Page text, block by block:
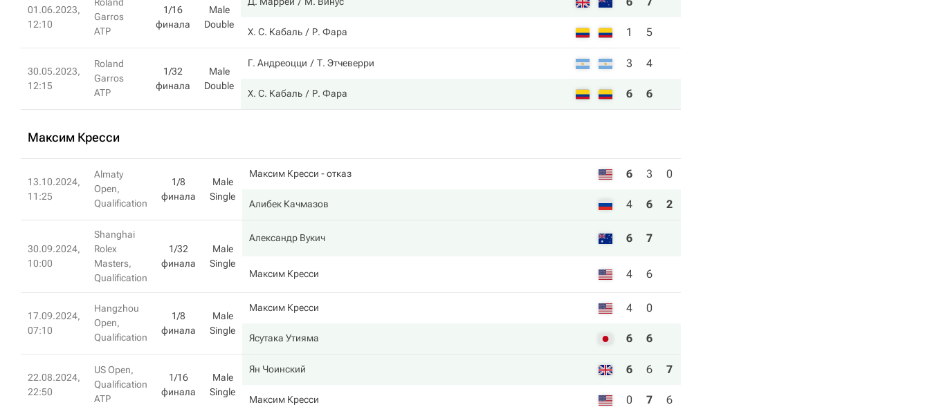
01.06.2023,
12:10
Garros
ATP
1/16
финала
Male
Double
Х. С. Кабаль Р. Фара 1 5
30.05.2023,
12:15
Roland
Garros
ATP
1/32
финала
Male
Double
Г. Андреоцци Т. Этчеверри 3 4
Х. С. Кабаль Р. Фара 6 6
Максим Кресси
13.10.2024,
11:25
Almaty
Open,
Qualification
1/8
финала
Male
Single
Максим Кресси - отказ 6 3 0
Алибек Качмазов 4 6 2
30.09.2024,
10:00
Shanghai
Rolex
Masters,
Qualification
1/32
финала
Male
Single
Александр Вукич 6 7
Максим Кресси 4 6
17.09.2024,
07:10
Hangzhou
Open,
Qualification
1/8
финала
Male
Single
Максим Кресси 4 0
Ясутака Утияма 6 6
22.08.2024,
22:50
US Open,
Qualification
ATP
1/16
финала
Male
Single
Ян Чоинский 6 6 7
Максим Кресси 0 7 6